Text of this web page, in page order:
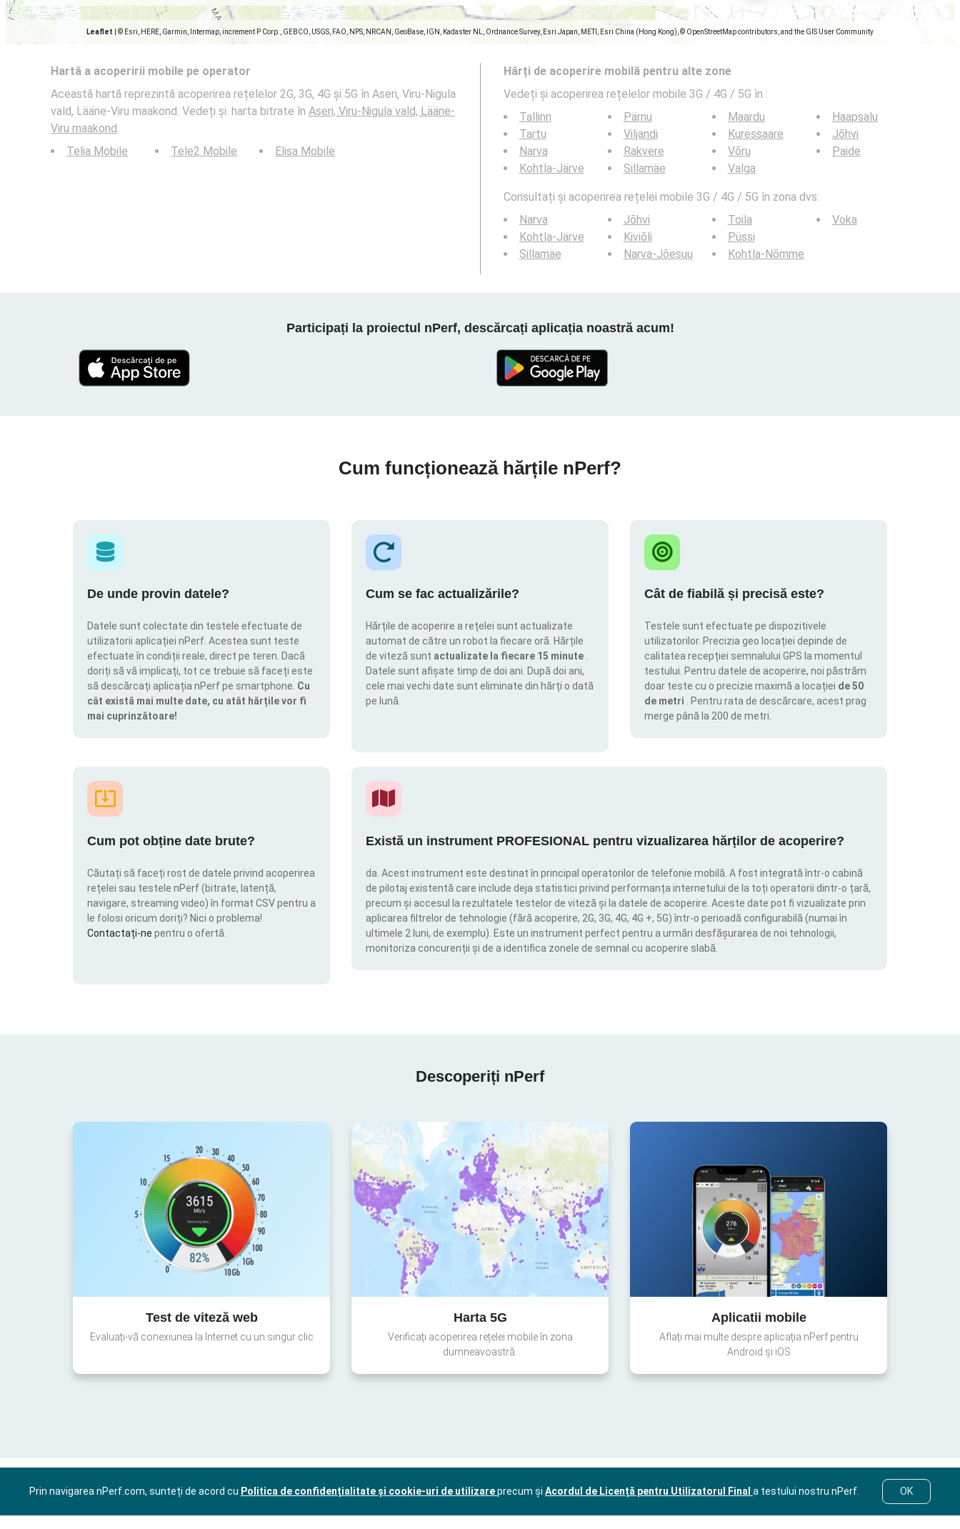
Leaflet © Esri, HERE, Garmin, Intermap, increment P Corp., GEBCO, USGS, FAO, NPS, NRCAN, GeoBase, IGN, Kadaster NL, Ordnance Survey, Esri Japan, METI, Esri China (Hong Kong), © OpenStreetMap contributors, and the GIS User Community
Hartă a acoperirii mobile pe operator
Această hartă reprezintă acoperirea rețelelor 2G, 3G, 4G și 5G în Aseri, Viru-Nigula
vald, Lääne-Viru maakond. Vedeți și: harta bitrate în Aseri, Viru-Nigula vald, Lääne-
Viru maakond.
Telia Mobile
Tele2 Mobile Elisa Mobile
Hărți de acoperire mobilă pentru alte zone
Vedeți și acoperirea rețelelor mobile 3G / 4G / 5G în :
Tallinn
Tartu
Narva
Kohtla-Järve
Pärnu
Viljandi
Rakvere
Sillamäe
Maardu
Kuressaare
Võru
Valga
Haapsalu
Jõhvi
Paide
Consultați și acoperirea rețelei mobile 3G / 4G / 5G în zona dvs:
Narva
Kohtla-Järve
Sillamäe
Jõhvi
Kiviõli
Narva-Jõesuu
Toila
Püssi
Kohtla-Nõmme
Voka
Participați la proiectul nPerf, descărcați aplicația noastră acum!
Cum funcționează hărțile nPerf?
De unde provin datele?
Datele sunt colectate din testele efectuate de
utilizatorii aplicației nPerf. Acestea sunt teste
efectuate în condiții reale, direct pe teren. Dacă
doriți să vă implicați, tot ce trebuie să faceți este
să descărcați aplicația nPerf pe smartphone. Cu
cât există mai multe date, cu atât hărțile vor fi
mai cuprinzătoare!
Cum se fac actualizările?
Hărțile de acoperire a rețelei sunt actualizate
automat de către un robot la fiecare oră. Hărțile
de viteză sunt actualizate la fiecare 15 minute
Datele sunt afișate timp de doi ani. După doi ani,
cele mai vechi date sunt eliminate din hărți o dată
pe lună.
Cât de fiabilă și precisă este?
Testele sunt efectuate pe dispozitivele
utilizatorilor. Precizia geo locației depinde de
calitatea recepției semnalului GPS la momentul
testului. Pentru datele de acoperire, noi păstrăm
doar teste cu o precizie maximă a locației de 50
de metri
. Pentru rata de descărcare, acest prag
merge până la 200 de metri.
Cum pot obține date brute?
Căutați să faceți rost de datele privind acoperirea
rețelei sau testele nPerf (bitrate, latență,
navigare, streaming video) în format CSV pentru a
le folosi oricum doriți? Nici o problema!
Contactați-ne pentru o ofertă.
Există un instrument PROFESIONAL pentru vizualizarea hărților de acoperire?
da. Acest instrument este destinat în principal operatorilor de telefonie mobilă. A fost integrată într-o cabină
de pilotaj existentă care include deja statistici privind performanța internetului de la toți operatorii dintr-o țară,
precum și accesul la rezultatele testelor de viteză și la datele de acoperire. Aceste date pot fi vizualizate prin
aplicarea filtrelor de tehnologie (fără acoperire, 2G, 3G, 4G, 4G +, 5G) într-o perioadă configurabilă (numai în
ultimele 2 luni, de exemplu). Este un instrument perfect pentru a urmări desfășurarea de noi tehnologii,
monitoriza concurenții și de a identifica zonele de semnal cu acoperire slabă.
Descoperiți nPerf
Test de viteză web
Evaluați-vă conexiunea la Internet cu un singur clic
Harta 5G
Verificați acoperirea rețelei mobile în zona
dumneavoastră.
Aplicatii mobile
Aflați mai multe despre aplicația nPerf pentru
Android și iOS
Prin navigarea nPerf.com, sunteți de acord cu Politica de confidențialitate și cookie-uri de utilizareprecum și Acordul de Licență pentru Utilizatorul Final a testului nostru nPerf. OK